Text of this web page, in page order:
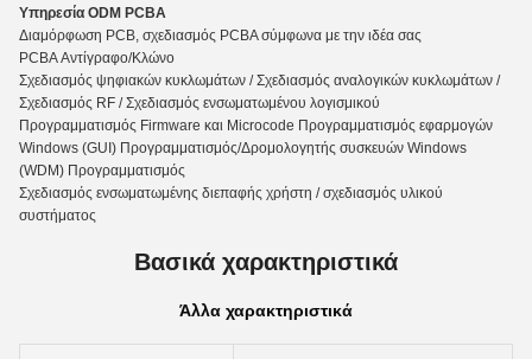
Υπηρεσία ODM PCBA
Διαμόρφωση PCB, σχεδιασμός PCBA σύμφωνα με την ιδέα σας
PCBA Αντίγραφο/Κλώνο
Σχεδιασμός ψηφιακών κυκλωμάτων / Σχεδιασμός αναλογικών κυκλωμάτων /
Σχεδιασμός RF / Σχεδιασμός ενσωματωμένου λογισμικού
Προγραμματισμός Firmware και Microcode Προγραμματισμός εφαρμογών
Windows (GUI) Προγραμματισμός/Δρομολογητής συσκευών Windows
(WDM) Προγραμματισμός
Σχεδιασμός ενσωματωμένης διεπαφής χρήστη / σχεδιασμός υλικού
συστήματος
Βασικά χαρακτηριστικά
Άλλα χαρακτηριστικά